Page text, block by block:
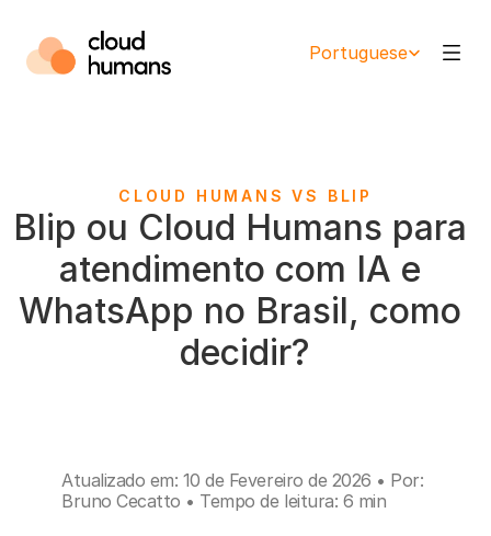
Portuguese
CLOUD HUMANS VS BLIP
Blip ou Cloud Humans para
atendimento com IA e
WhatsApp no Brasil, como
decidir?
Atualizado em: 10 de Fevereiro de 2026 • Por:
Bruno Cecatto • Tempo de leitura: 6 min